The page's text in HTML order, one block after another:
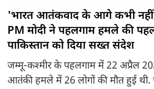
'भारत आतंकवाद के आगे कभी
PM मोदी ने पहलगाम हमले की
पाकिस्तान को दिया सख्त संदेश
जम्मू-कश्मीर के पहलगाम में 22 अप्रैल
आतंकी हमले में 26 लोगों की मौत हुई थी.